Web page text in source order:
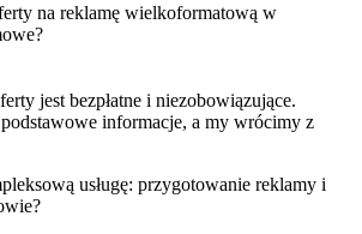
na reklamę wielkoformatową w
jest bezpłatne i niezobowiązujące.
informacje, a my wrócimy z
usługę: przygotowanie reklamy i